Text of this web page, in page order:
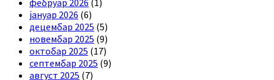
јануар 2026 (6)
децембар 2025 (5)
новембар 2025 (9)
октобар 2025 (17)
септембар 2025 (9)
август 2025 (7)